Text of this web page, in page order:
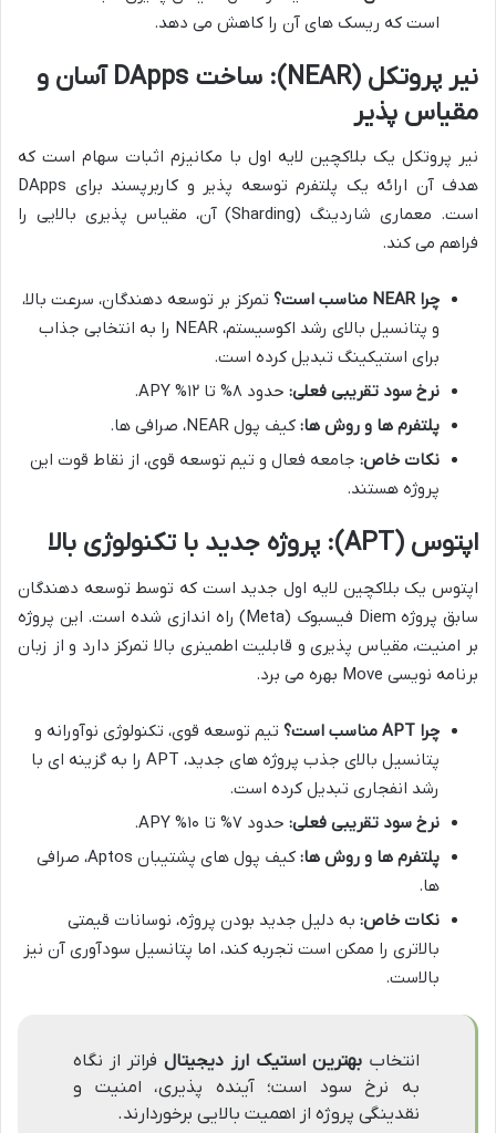
است که ریسک های آن را کاهش می دهد.
نیر پروتکل (NEAR): ساخت DApps آسان و
مقیاس پذیر
نیر پروتکل یک بلاکچین لایه اول با مکانیزم اثبات سهام است که
هدف آن ارائه یک پلتفرم توسعه پذیر و کاربرپسند برای DApps
است. معماری شاردینگ (Sharding) آن، مقیاس پذیری بالایی را
فراهم می کند.
چرا NEAR مناسب است؟
تمرکز بر توسعه دهندگان، سرعت بالا،
و پتانسیل بالای رشد اکوسیستم، NEAR را به انتخابی جذاب
برای استیکینگ تبدیل کرده است.
نرخ سود تقریبی فعلی: حدود ۸% تا ۱۲% APY.
پلتفرم ها و روش ها: کیف پول NEAR، صرافی ها.
نکات خاص: جامعه فعال و تیم توسعه قوی، از نقاط قوت این
پروژه هستند.
اپتوس (APT): پروژه جدید با تکنولوژی بالا
اپتوس یک بلاکچین لایه اول جدید است که توسط توسعه دهندگان
سابق پروژه Diem فیسبوک (Meta) راه اندازی شده است. این پروژه
بر امنیت، مقیاس پذیری و قابلیت اطمینری بالا تمرکز دارد و از زبان
برنامه نویسی Move بهره می برد.
چرا APT مناسب است؟
تیم توسعه قوی، تکنولوژی نوآورانه و
پتانسیل بالای جذب پروژه های جدید، APT را به گزینه ای با
رشد انفجاری تبدیل کرده است.
نرخ سود تقریبی فعلی: حدود ۷% تا ۱۰% APY.
پلتفرم ها و روش ها:
کیف پول های پشتیبان Aptos، صرافی
ها.
نکات خاص: به دلیل جدید بودن پروژه، نوسانات قیمتی
بالاتری را ممکن است تجربه کند، اما پتانسیل سودآوری آن نیز
بالاست.
انتخاببهترین استیک ارز دیجیتالفراتر از نگاه
به نرخ سود است؛ آینده پذیری، امنیت و
نقدینگی پروژه از اهمیت بالایی برخوردارند.